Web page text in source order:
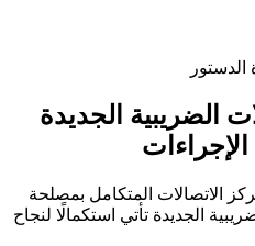
الدستور
الضريبية الجديدة
الاتصالات المتكامل بمصلحة
الجديدة تأتي استكمالًا لنجاح